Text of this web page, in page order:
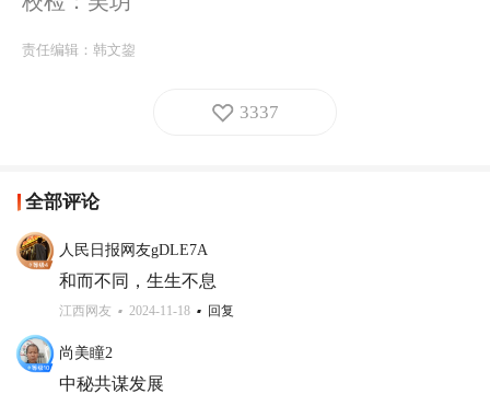
责任编辑： 韩文鋆
3337
全部评论
人民日报网友gDLE7A
和而不同，生生不息
江西网友 2024-11-18 回复
尚美瞳2
中秘共谋发展